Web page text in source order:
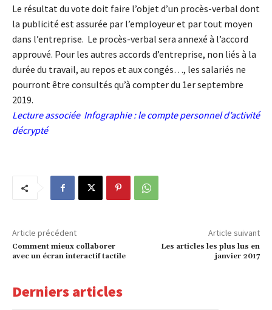
Le résultat du vote doit faire l’objet d’un procès-verbal dont
la publicité est assurée par l’employeur et par tout moyen
dans l’entreprise. Le procès-verbal sera annexé à l’accord
approuvé. Pour les autres accords d’entreprise, non liés à la
durée du travail, au repos et aux congés…, les salariés ne
pourront être consultés qu’à compter du 1er septembre
2019.
Lecture associée Infographie : le compte personnel d’activité
décrypté
Article précédent
Comment mieux collaborer
avec un écran interactif tactile
Article suivant
Les articles les plus lus en
janvier 2017
Derniers articles